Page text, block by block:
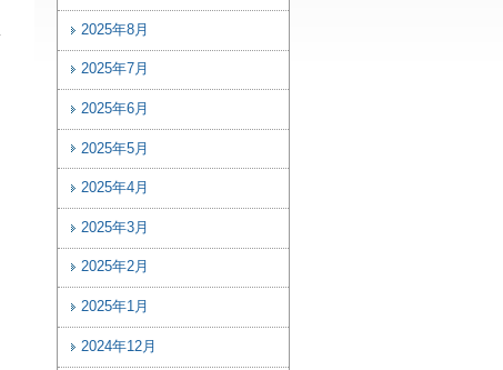
2025年8月
2025年7月
2025年6月
2025年5月
2025年4月
2025年3月
2025年2月
2025年1月
2024年12月